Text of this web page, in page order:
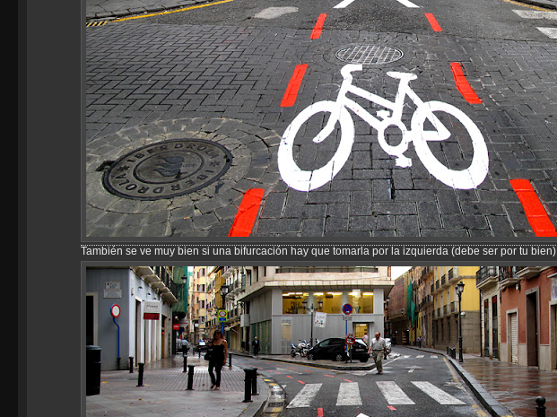
También se ve muy bien si una bifurcación hay que tomarla por la izquierda (debe ser por tu bien)